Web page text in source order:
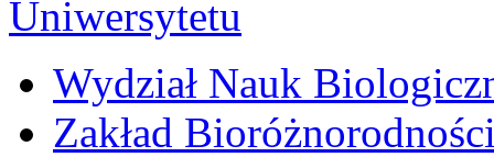
Wydział Nauk
Zakład